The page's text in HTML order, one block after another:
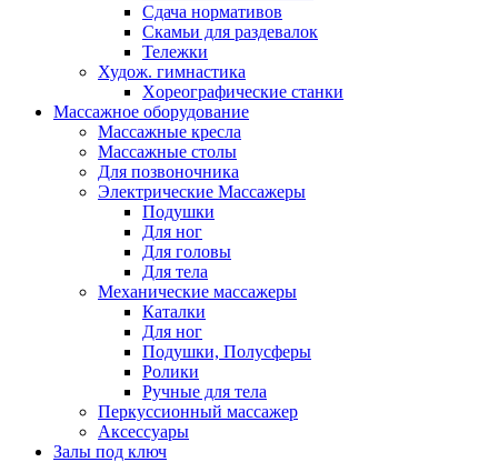
Сдача нормативов
Скамьи для раздевалок
Тележки
Худож. гимнастика
Xореографические станки
Массажное оборудование
Массажные кресла
Массажные столы
Для позвоночника
Электрические Массажеры
Подушки
Для ног
Для головы
Для тела
Механические массажеры
Каталки
Для ног
Подушки, Полусферы
Ролики
Ручные для тела
Перкуссионный массажер
Аксессуары
Залы под ключ